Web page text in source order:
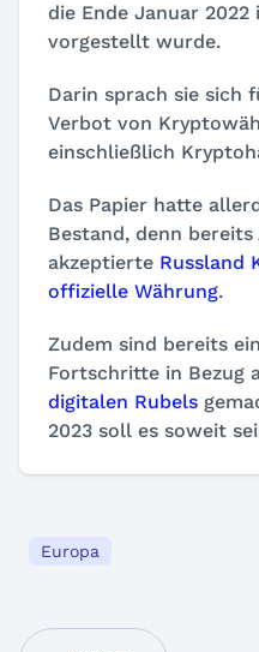
die Ende Januar 2022
vorgestellt wurde.
Darin sprach sie sich
Verbot von
einschließlich
Das Papier hatte
Bestand, denn
akzeptierte Russland
offizielle Währung.
Zudem sind bereits
Fortschritte in Bezug
digitalen Rubels
2023 soll es soweit
Europa